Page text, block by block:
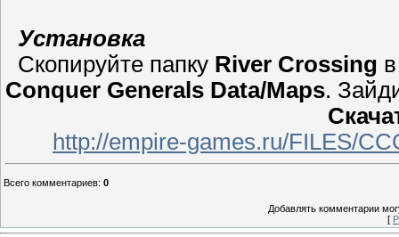
Установка
Скопируйте папку River Crossing
Conquer Generals Data/Maps.
http://empire-games.ru/FILES/
Всего комментариев: 0
Добавлять комментарии
[